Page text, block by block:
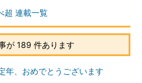
超 連載一覧
が 189 件あります
年、おめでとうございます